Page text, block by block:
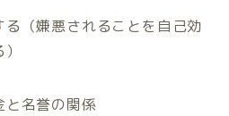
（嫌悪されることを自己効
と名誉の関係